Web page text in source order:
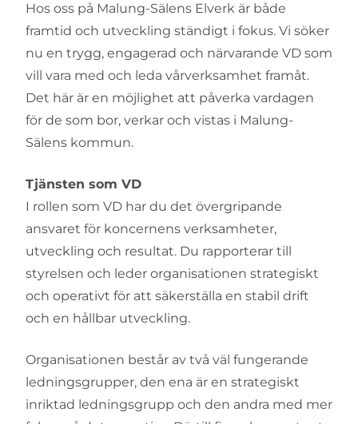
Hos oss på Malung-Sälens Elverk är både
framtid och utveckling ständigt i fokus. Vi söker
nu en trygg, engagerad och närvarande VD som
vill vara med och leda vårverksamhet framåt.
Det här är en möjlighet att påverka vardagen
för de som bor, verkar och vistas i Malung-
Sälens kommun.
Tjänsten som VD
I rollen som VD har du det övergripande
ansvaret för koncernens verksamheter,
utveckling och resultat. Du rapporterar till
styrelsen och leder organisationen strategiskt
och operativt för att säkerställa en stabil drift
och en hållbar utveckling.
Organisationen består av två väl fungerande
ledningsgrupper, den ena är en strategiskt
inriktad ledningsgrupp och den andra med mer